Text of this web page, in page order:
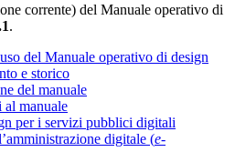
corrente) del Manuale operativo di
.
del Manuale operativo di design
e storico
del manuale
al manuale
per i servizi pubblici digitali
digitale (e-